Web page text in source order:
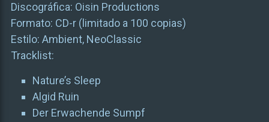
Discográfica: Oisin Productions
Formato: CD-r (limitado a 100 copias)
Estilo: Ambient, NeoClassic
Tracklist:
Nature’s Sleep
Algid Ruin
Der Erwachende Sumpf